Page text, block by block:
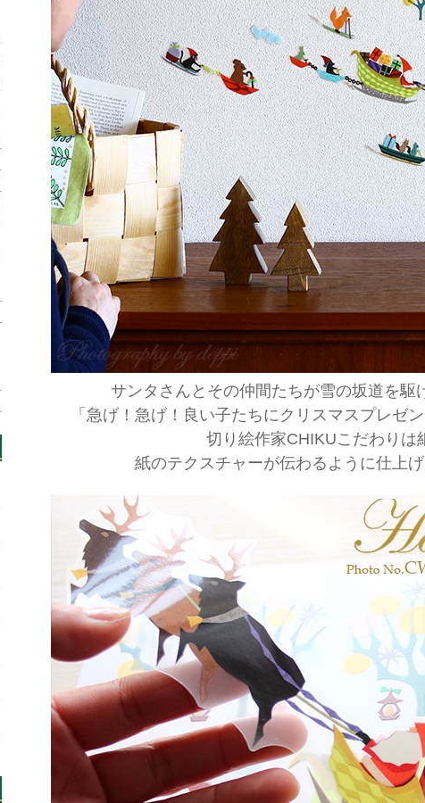
サンタさんとその仲間たちが雪の坂道を駆
「急げ！急げ！良い子たちにクリスマスプレゼ
切り絵作家CHIKUこだわりは
紙のテクスチャーが伝わるように仕上